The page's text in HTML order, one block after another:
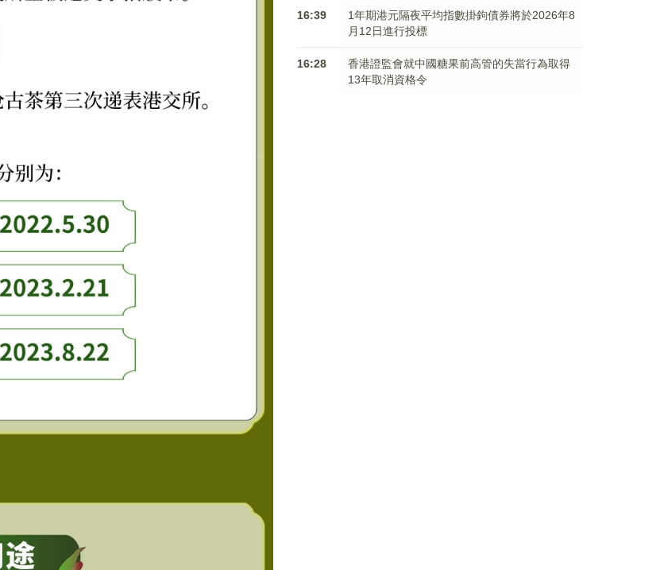
16:39
1年期港元隔夜平均指數掛鉤債券將於2026年8
月12日進行投標
16:28
香港證監會就中國糖果前高管的失當行為取得
13年取消資格令